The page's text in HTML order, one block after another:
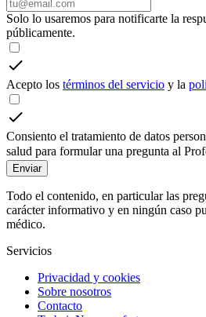
Solo lo usaremos para notificarte la
públicamente.
Acepto los términos del servicio y la
Consiento el tratamiento de datos
salud para formular una pregunta al
Enviar
Todo el contenido, en particular las
carácter informativo y en ningún caso
médico.
Servicios
Privacidad y cookies
Sobre nosotros
Contacto